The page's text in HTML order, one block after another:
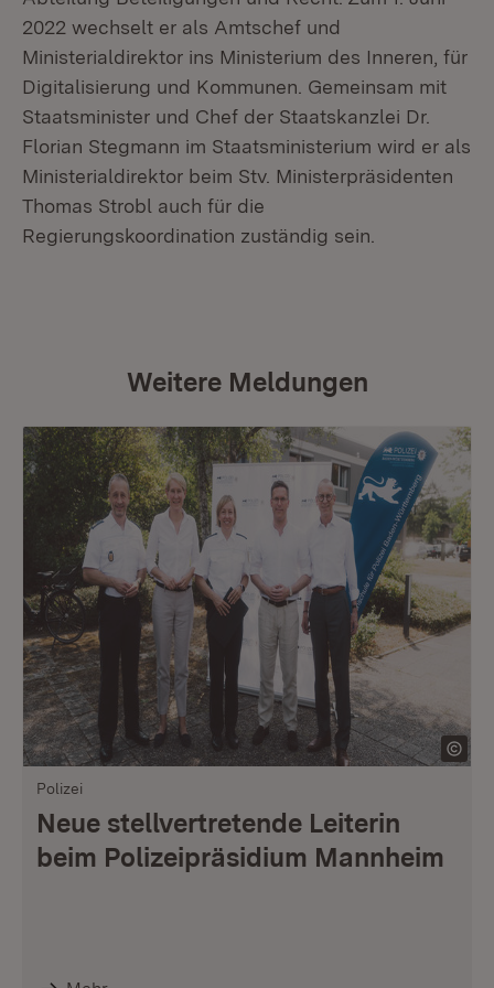
2022 wechselt er als Amtschef und
Ministerialdirektor ins Ministerium des Inneren, für
Digitalisierung und Kommunen. Gemeinsam mit
Staatsminister und Chef der Staatskanzlei Dr.
Florian Stegmann im Staatsministerium wird er als
Ministerialdirektor beim Stv. Ministerpräsidenten
Thomas Strobl auch für die
Regierungskoordination zuständig sein.
Weitere Meldungen
Polizei
Neue stellvertretende Leiterin
beim Polizeipräsidium Mannheim